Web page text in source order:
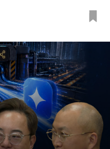
없는 메모리와 인프라 허브 국가